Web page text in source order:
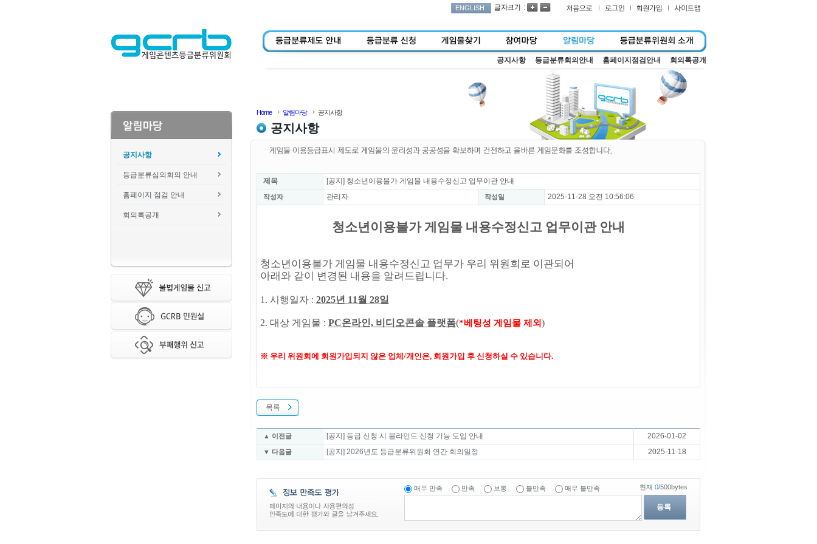
ENGLISH :
공지사항 등급분류회의안내 홈페이지점검안내 회의록공개
공지사항
등급분류심의회의 안내
홈페이지 점검 안내
회의록공개
Home 알림마당 공지사항
공지사항
제목 [공지] 청소년이용불가 게임물 내용수정신고 업무이관 안내
작성자 관리자 작성일 2025-11-28 오전 10:56:06
청소년이용불가 게임물 내용수정신고 업무이관 안내
청소년이용불가 게임물 내용수정신고 업무가 우리 위원회로 이관되어
아래와 같이 변경된 내용을 알려드립니다.
1. 시행일자 : 2025년 11월 28일
2. 대상 게임물 : PC온라인, 비디오콘솔 플랫폼(*베팅성 게임물 제외)
※ 우리 위원회에 회원가입되지 않은 업체/개인은, 회원가입 후 신청하실 수 있습니다.
목록
▲ 이전글 [공지] 등급 신청 시 블라인드 신청 기능 도입 안내 2026-01-02
▼ 다음글 [공지] 2026년도 등급분류위원회 연간 회의일정 2025-11-18
매우 만족 만족 보통 불만족 매우 불만족
등록
현재 0/500bytes